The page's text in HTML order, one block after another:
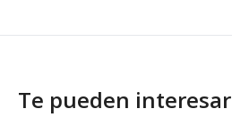
Te pueden interesar